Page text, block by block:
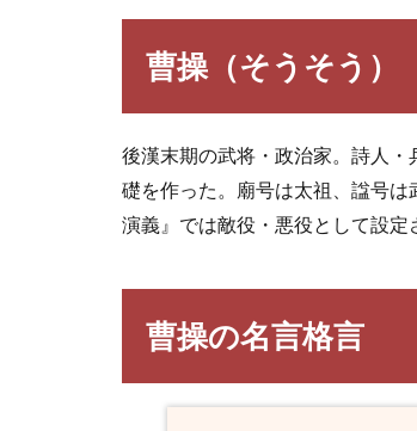
曹操（そうそう）
後漢末期の武将・政治家。詩人
礎を作った。廟号は太祖、諡号
演義』では敵役・悪役として設定
曹操の名言格言